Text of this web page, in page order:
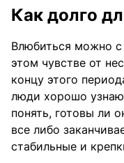
Как долго
Влюбиться можно с
этом чувстве от
концу этого
люди хорошо
понять, готовы ли
все либо
стабильные и